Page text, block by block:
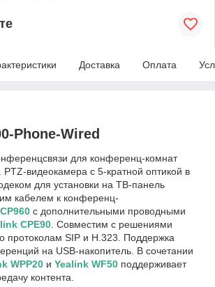
Доставка Оплата
Phone-Wired
для конференц-комнат
видеокамера с 5-кратной оптикой в
для установки на ТВ-панель
кабелем к конференц-
CP960 с дополнительными проводными
CPE90. Cовместим с решениями
протоколам SIP и H.323. Поддержка
на USB-накопитель. В сочетании
WPP20 и Yealink WF50 поддерживает
контента.